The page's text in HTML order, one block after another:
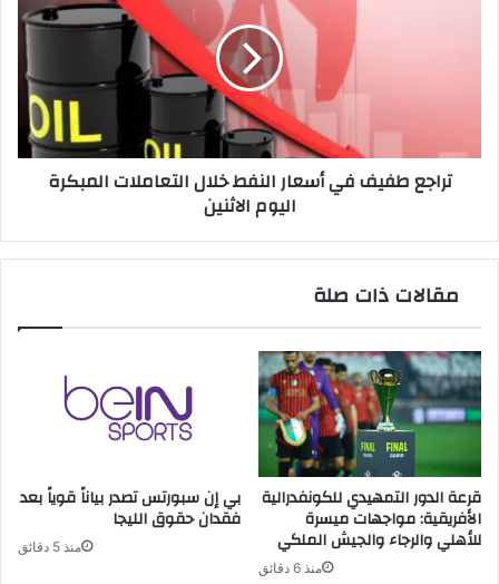
اليوم
الاثنينتراجع طفيف في أسعار النفط خلال التعاملات المبكرة
اليوم الاثنين
مقالات ذات صلة
بي إن سبورتس تصدر بياناً قوياً بعد
فقدان حقوق الليجا
منذ 5 دقائق
قرعة الدور التمهيدي للكونفدرالية
الأفريقية: مواجهات ميسرة
للأهلي والرجاء والجيش الملكي
منذ 6 دقائق